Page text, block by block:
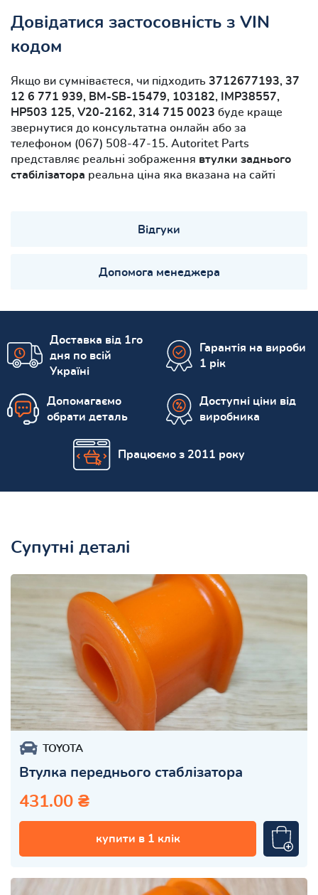
Довідатися застосовність з VIN
кодом
Якщо ви сумніваєтеся, чи підходить 3712677193, 37
12 6 771 939, BM-SB-15479, 103182, IMP38557,
HP503 125, V20-2162, 314 715 0023 буде краще
звернутися до консультатна онлайн або за
телефоном (067) 508-47-15. Autoritet Parts
представляє реальні зображення втулки заднього
стабілізатора реальна ціна яка вказана на сайті
Відгуки
Допомога менеджера
Доставка від 1го
дня по всій
Україні
Гарантія на вироби
1 рік
Допомагаємо
обрати деталь
Доступні ціни від
виробника
Працюємо з 2011 року
Супутні деталі
TOYOTA
Втулка переднього стаблізатора
431.00 ₴
купити в 1 клік